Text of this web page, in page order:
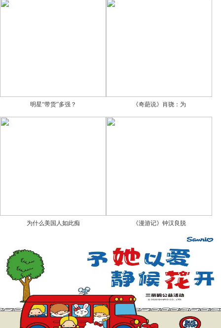
明星“带货”多强？ 《奇葩说》肖骁：为
为什么美国人如此痴 《漫游记》钟汉良脱